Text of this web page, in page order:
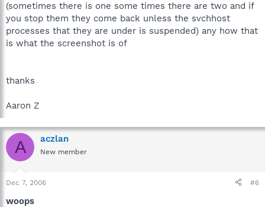
(sometimes there is one some times there are two and if
you stop them they come back unless the svchhost
processes that they are under is suspended) any how that
is what the screenshot is of
thanks
Aaron Z
A aczlan
New member
Dec 7, 2006 #6
woops